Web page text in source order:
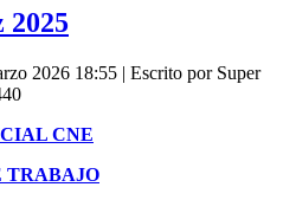
2025
2026 18:55 | Escrito por Super
CNE
TRABAJO